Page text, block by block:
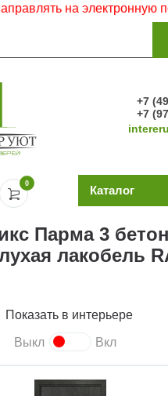
на электронную
+7
+7
0 Каталог
Парма 3 бетон
лакобель
Показать в интерьере
Выкл Вкл